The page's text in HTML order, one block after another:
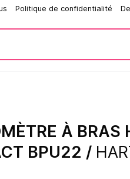
Politique de confidentialité
À
BPU22 /